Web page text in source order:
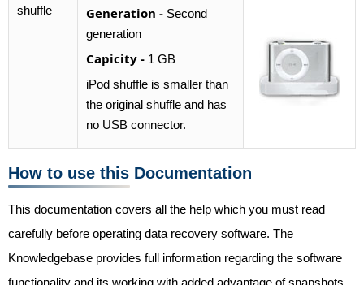
shuffle
Generation - Second
generation
Capicity - 1 GB
iPod shuffle is smaller than
the original shuffle and has
no USB connector.
How to use this Documentation
This documentation covers all the help which you must read
carefully before operating data recovery software. The
Knowledgebase provides full information regarding the software
functionality and its working with added advantage of snapshots